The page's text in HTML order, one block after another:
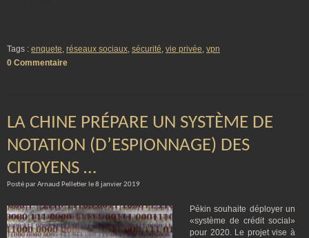
Tags : enquete, réseaux sociaux, sécurité, vie privée, vpn
0 Commentaire
LA CHINE PRÉPARE UN SYSTÈME DE
NOTATION (D’ESPIONNAGE) DES
CITOYENS …
Posté par Arnaud Pelletier le 8 janvier 2019
Pékin souhaite déployer un
«système de crédit social»
pour 2020. Le projet vise à